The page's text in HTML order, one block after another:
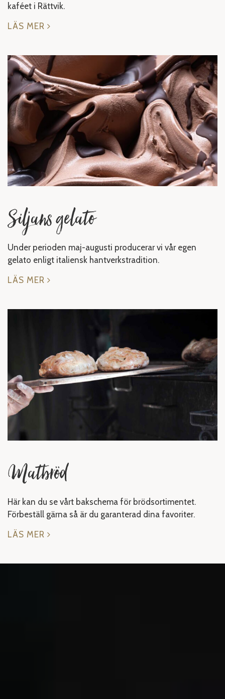
kaféet i Rättvik.
LÄS MER
Siljans gelato
Under perioden maj-augusti producerar vi vår egen
gelato enligt italiensk hantverkstradition.
LÄS MER
Matbröd
Här kan du se vårt bakschema för brödsortimentet.
Förbeställ gärna så är du garanterad dina favoriter.
LÄS MER